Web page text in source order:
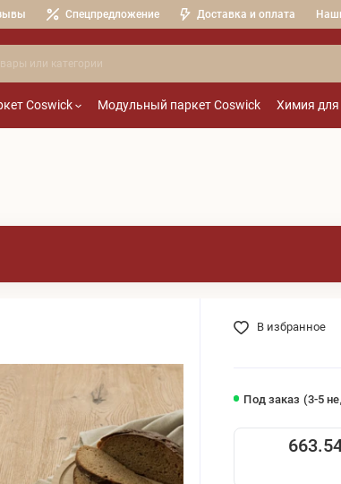
Спецпредложение Доставка и оплата
Coswick Модульный паркет Coswick Химия для
Под заказ (3-5
В избранное